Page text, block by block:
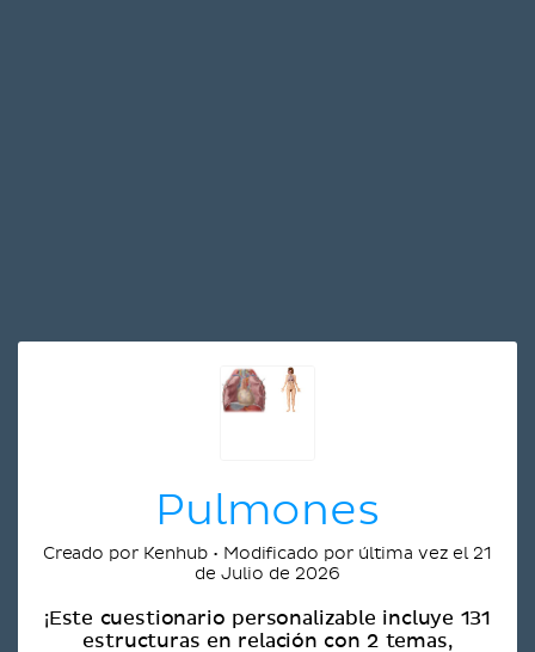
Pulmones
Creado por Kenhub • Modificado por última vez el 21
de Julio de 2026
¡Este cuestionario personalizable incluye 131
estructuras en relación con 2 temas,